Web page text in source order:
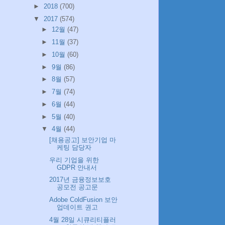
► 2018 (700)
▼ 2017 (574)
► 12월 (47)
► 11월 (37)
► 10월 (60)
► 9월 (86)
► 8월 (57)
► 7월 (74)
► 6월 (44)
► 5월 (40)
▼ 4월 (44)
[채용공고] 보안기업 마
케팅 담당자
우리 기업을 위한
GDPR 안내서
2017년 금융정보보호
공모전 공고문
Adobe ColdFusion 보안
업데이트 권고
4월 28일 시큐리티플러